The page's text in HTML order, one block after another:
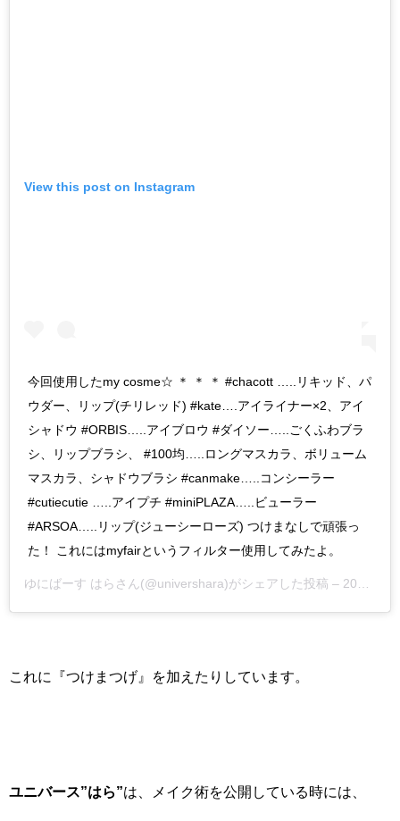
View this post on Instagram
今回使用したmy cosme☆ ＊ ＊ ＊ #chacott …..リキッド、パ
ウダー、リップ(チリレッド) #kate….アイライナー×2、アイ
シャドウ #ORBIS…..アイブロウ #ダイソー…..ごくふわブラ
シ、リップブラシ、 #100均…..ロングマスカラ、ボリューム
マスカラ、シャドウブラシ #canmake…..コンシーラー
#cutiecutie …..アイプチ #miniPLAZA…..ビューラー
#ARSOA…..リップ(ジューシーローズ) つけまなしで頑張っ
た！ これにはmyfairというフィルター使用してみたよ。
ゆにばーす はらさん(@univershara)がシェアした投稿 – 2017年10月月25日午後10時42分PDT
これに『つけまつげ』を加えたりしています。
ユニバース”はら”は、メイク術を公開している時には、